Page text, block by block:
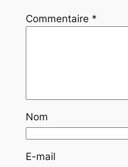
Commentaire *
Nom
E-mail